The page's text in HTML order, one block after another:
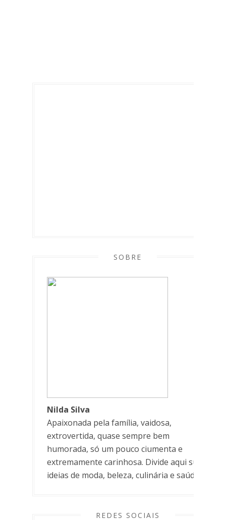
SOBRE
Nilda Silva
Apaixonada pela família, vaidosa,
extrovertida, quase sempre bem
humorada, só um pouco ciumenta e
extremamente carinhosa. Divide aqui suas
ideias de moda, beleza, culinária e saúde.
REDES SOCIAIS